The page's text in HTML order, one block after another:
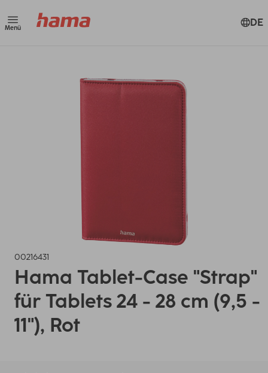
Menü DE
00216431
Hama Tablet-Case "Strap"
für Tablets 24 - 28 cm (9,5 -
11"), Rot